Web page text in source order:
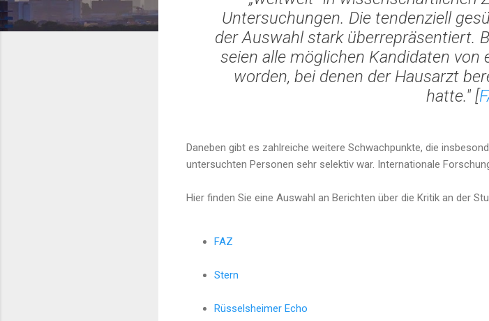
Untersuchungen. Die tendenziell
der Auswahl stark überrepräsentiert.
seien alle möglichen Kandidaten von
worden, bei denen der Hausarzt
hatte." [
Daneben gibt es zahlreiche weitere Schwachpunkte, die
untersuchten Personen sehr selektiv war. Internationale
Hier finden Sie eine Auswahl an Berichten über die Kritik an der
FAZ
Stern
Rüsselsheimer Echo